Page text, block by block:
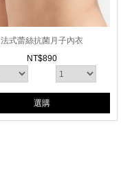
法式蕾絲抗菌月子內衣
NT$890
選購